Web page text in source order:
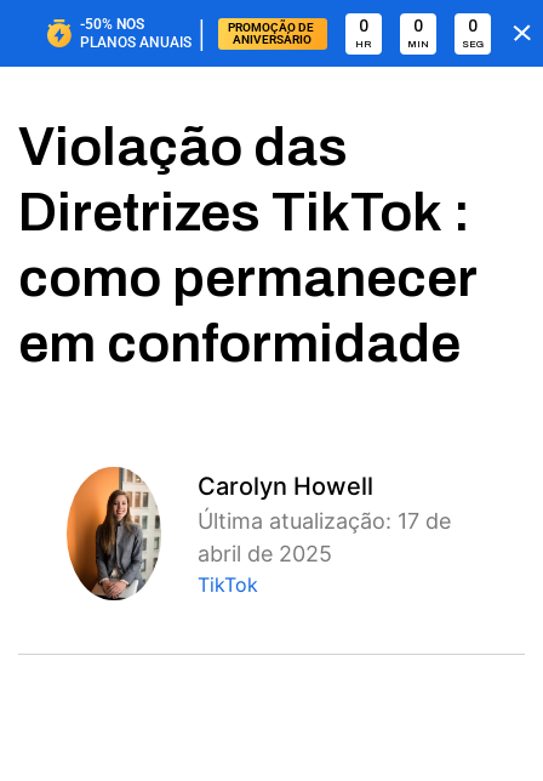
-50% NOS
PLANOS ANUAIS |
PROMOÇÃO DE
ANIVERSÁRIO
0
HR
0
MIN
0
SEG
Violação das
Diretrizes TikTok :
como permanecer
em conformidade
Carolyn Howell
Última atualização: 17 de
abril de 2025
TikTok